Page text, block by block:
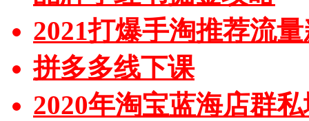
2021打爆手淘推荐流
拼多多线下课
2020年淘宝蓝海店群